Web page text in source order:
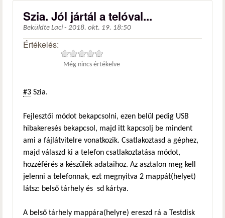
Szia. Jól jártál a telóval...
Beküldte Laci - 2018. okt. 19. 18:50
Értékelés:
Még nincs értékelve
#3 Szia.
Fejlesztői módot bekapcsolni, ezen belül pedig USB
hibakeresés bekapcsol, majd itt kapcsolj be mindent
ami a fájlátvitelre vonatkozik. Csatlakoztasd a géphez,
majd válaszd ki a telefon csatlakoztatása módot,
hozzéférés a készülék adataihoz. Az asztalon meg kell
jelenni a telefonnak, ezt megnyitva 2 mappát(helyet)
látsz: belső tárhely és sd kártya.
A belső tárhely mappára(helyre) ereszd rá a Testdisk